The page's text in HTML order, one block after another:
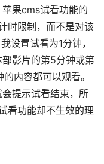
果cms试看功能的
时限制，而不是对该
设置试看为1分钟，
影片的第5分钟或第
内容都可以观看。
提示试看结束，所
看功能却不生效的理